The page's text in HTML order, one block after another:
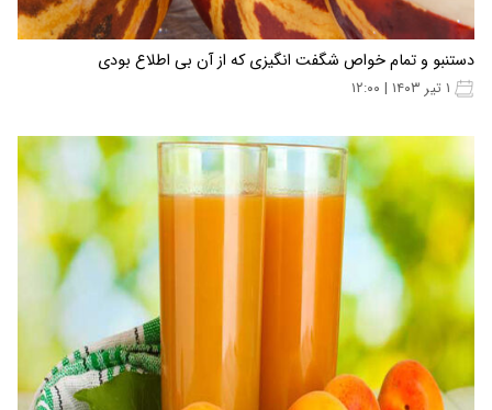
دستنبو و تمام خواص شگفت انگیزی که از آن بی اطلاع بودی